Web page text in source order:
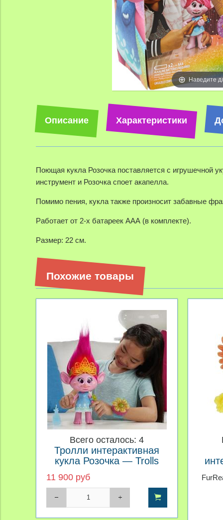
Наведите
Описание Характеристики
Поющая кукла Розочка поставляется с игрушечной
инструмент и Розочка споет акапелла.
Помимо пения, кукла также произносит забавные
Работает от 2-х батареек ААА (в комплекте).
Размер: 22 см.
Похожие товары
Всего осталось: 4
Тролли интерактивная
кукла Розочка — Trolls
Hug Time Poppy
11 900 руб